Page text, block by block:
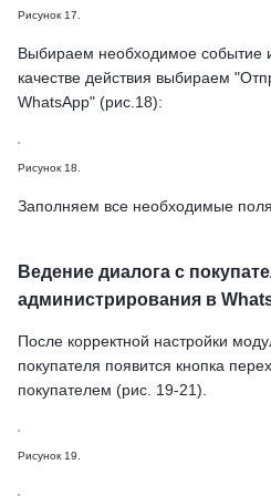
Рисунок 17.
Выбираем необходимое событие
качестве действия выбираем
WhatsApp" (рис.18):
Рисунок 18.
Заполняем все необходимые
Ведение диалога с
администрирования в
После корректной настройки
покупателя появится кнопка
покупателем (рис. 19-21).
Рисунок 19.